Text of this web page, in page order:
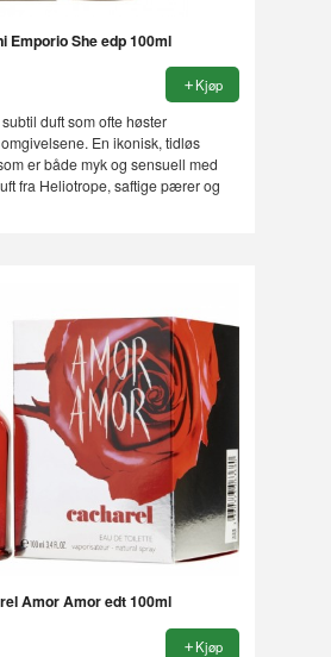
Emporio She edp 100ml
Kjøp
duft som ofte høster
En ikonisk, tidløs
er både myk og sensuell med
fra Heliotrope, saftige pærer og
Amor Amor edt 100ml
Kjøp